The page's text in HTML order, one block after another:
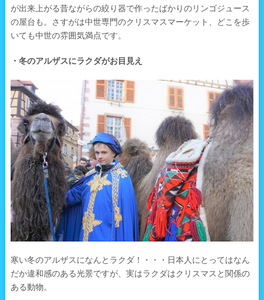
が出来上がる昔ながらの絞り器で作ったばかりのリンゴジュース
の屋台も。さすがは中世専門のクリスマスマーケット、どこを歩
いても中世の雰囲気満点です。
・冬のアルザスにラクダがお目見え
寒い冬のアルザスになんとラクダ！・・・日本人にとってはなん
だか違和感のある光景ですが、実はラクダはクリスマスと関係の
ある動物。